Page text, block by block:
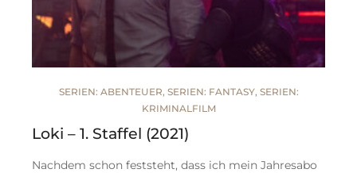
SERIEN: ABENTEUER, SERIEN: FANTASY, SERIEN:
KRIMINALFILM
Loki – 1. Staffel (2021)
Nachdem schon feststeht, dass ich mein Jahresabo